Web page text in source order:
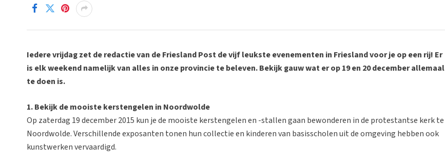
Iedere vrijdag zet de redactie van de Friesland Post de vijf leukste evenementen in Friesland voor je op een rij! Er
is elk weekend namelijk van alles in onze provincie te beleven. Bekijk gauw wat er op 19 en 20 december allemaal
te doen is.
1. Bekijk de mooiste kerstengelen in Noordwolde
Op zaterdag 19 december 2015 kun je de mooiste kerstengelen en -stallen gaan bewonderen in de protestantse kerk te
Noordwolde. Verschillende exposanten tonen hun collectie en kinderen van basisscholen uit de omgeving hebben ook
kunstwerken vervaardigd.